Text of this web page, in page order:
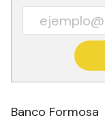
Banco Formosa